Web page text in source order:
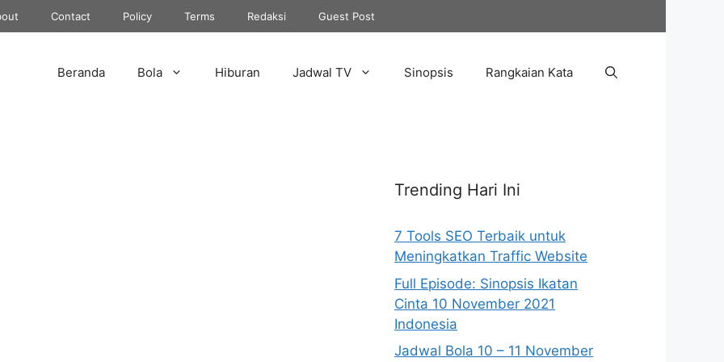
Contact Policy Terms Redaksi Guest Post
Beranda Bola Hiburan Jadwal TV Sinopsis Rangkaian Kata
Trending Hari Ini
7 Tools SEO Terbaik untuk
Meningkatkan Traffic Website
Full Episode: Sinopsis Ikatan
Cinta 10 November 2021
Indonesia
Jadwal Bola 10 – 11 November